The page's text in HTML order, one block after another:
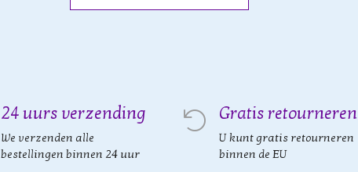
24 uurs verzending
We verzenden alle
bestellingen binnen 24 uur
Gratis retourneren
U kunt gratis retourneren
binnen de EU